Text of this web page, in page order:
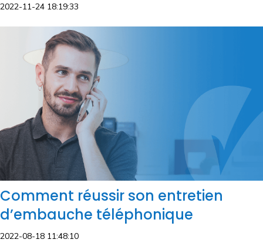
2022-11-24 18:19:33
Comment réussir son entretien
d’embauche téléphonique
2022-08-18 11:48:10